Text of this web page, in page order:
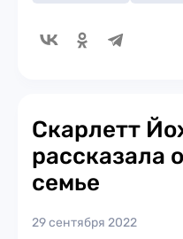
Скарлетт
рассказала
семье
29 сентября 2022